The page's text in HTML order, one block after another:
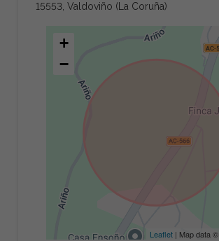
15553, Valdoviño (La Coruña)
+
−
Leaflet| Map data ©